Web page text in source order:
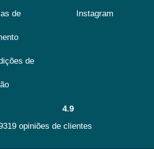
de
de
Instagram
4.9
opiniões de clientes